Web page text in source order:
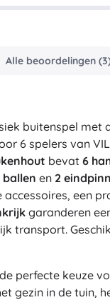
Alle beoordelingen(3
buitenspel met
6 spelers van
bevat 6
ballen en 2
accessoires, een
garanderen
transport.
perfecte keuze
gezin in de tuin,